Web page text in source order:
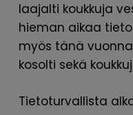
laajalti koukkuja
hieman aikaa
myös tänä
kosolti sekä
Tietoturvallista